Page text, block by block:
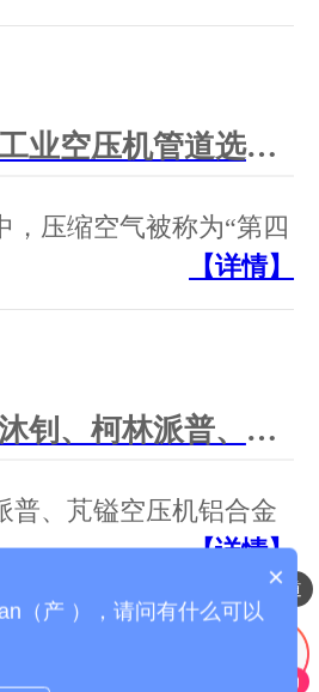
工业空压机管道选型干货：别只看低价！选对管道省一半运维成本
，压缩空气被称为“第四
【详情】
沐钊、柯林派普、芃镒 空压机铝合金管道 选型对比 + 官方联系方式
普、芃镒空压机铝合金
【详情】
压缩空气铝合金管道
×
（产 ），请问有什么可以